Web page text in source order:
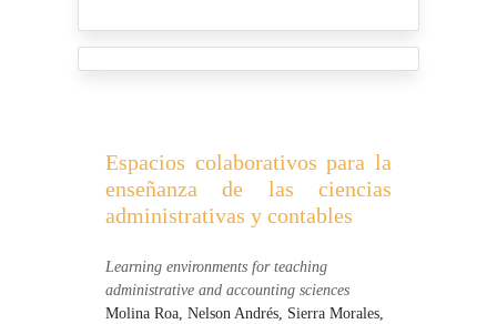
Espacios colaborativos para la
enseñanza de las ciencias
administrativas y contables
Learning environments for teaching
administrative and accounting sciences
Molina Roa, Nelson Andrés, Sierra Morales,